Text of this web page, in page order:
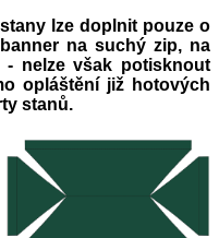
lze doplnit pouze o
na suchý zip, na
- nelze však potisknout
opláštění již hotových
stanů.